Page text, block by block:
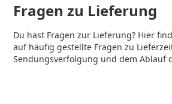
Fragen zu Lieferung
Du hast Fragen zur Lieferung? Hier
auf häufig gestellte Fragen zu
Sendungsverfolgung und dem Ablauf